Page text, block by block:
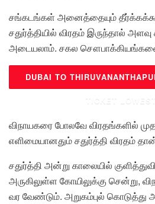
சங்கடங்கள் அனைத்தையும்
சதுர்த்தியில் விரதம் இருந்தால்
அடையலாம். சகல
DUBAI TO
TICKET
விநாயகரை போலவே விரதங்களில்
எளிமையானதும் சதுர்த்தி விரதம்
சதுர்த்தி அன்று காலையில்
அருகிலுள்ள கோயிலுக்கு சென்று,
வர வேண்டும். அறுகம்புல்